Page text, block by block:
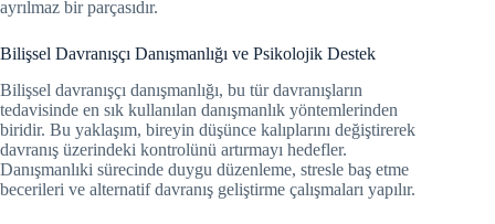
ayrılmaz bir parçasıdır.
Bilişsel Davranışçı Danışmanlığı ve Psikolojik Destek
Bilişsel davranışçı danışmanlığı, bu tür davranışların
tedavisinde en sık kullanılan danışmanlık yöntemlerinden
biridir. Bu yaklaşım, bireyin düşünce kalıplarını değiştirerek
davranış üzerindeki kontrolünü artırmayı hedefler.
Danışmanlıki sürecinde duygu düzenleme, stresle baş etme
becerileri ve alternatif davranış geliştirme çalışmaları yapılır.